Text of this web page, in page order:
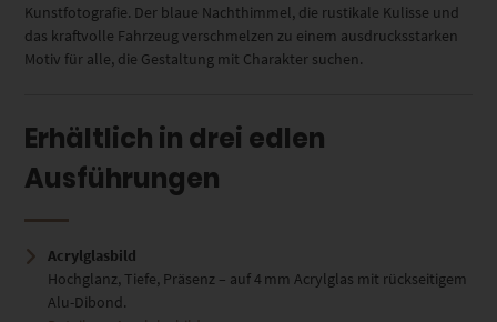
Kunstfotografie. Der blaue Nachthimmel, die rustikale Kulisse und
das kraftvolle Fahrzeug verschmelzen zu einem ausdrucksstarken
Motiv für alle, die Gestaltung mit Charakter suchen.
Erhältlich in drei edlen
Ausführungen
Acrylglasbild
Hochglanz, Tiefe, Präsenz – auf 4 mm Acrylglas mit rückseitigem
Alu-Dibond.